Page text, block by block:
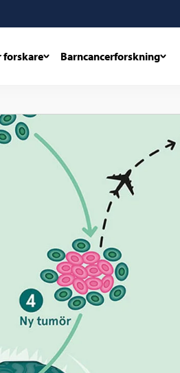
forskare Barncancerforskning